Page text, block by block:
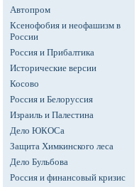
Автопром
Ксенофобия и неофашизм в
России
Россия и Прибалтика
Исторические версии
Косово
Россия и Белоруссия
Израиль и Палестина
Дело ЮКОСа
Защита Химкинского леса
Дело Бульбова
Россия и финансовый кризис